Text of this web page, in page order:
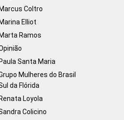
Marcus Coltro
Marina Elliot
Marta Ramos
Paula Santa Maria
Mulheres do Brasil
da Flórida
Renata Loyola
Colicino